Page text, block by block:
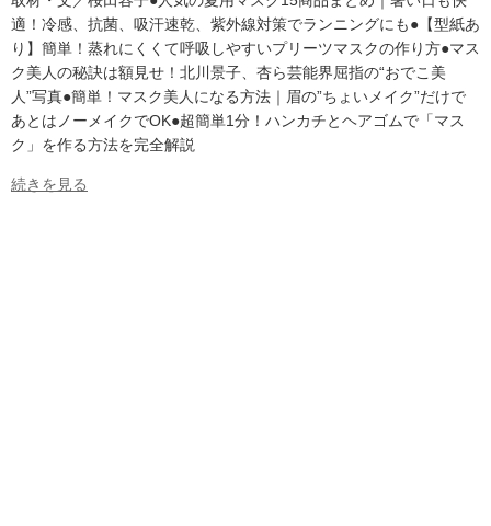
適！冷感、抗菌、吸汗速乾、紫外線対策でランニングにも●【型紙あ
り】簡単！蒸れにくくて呼吸しやすいプリーツマスクの作り方●マス
ク美人の秘訣は額見せ！北川景子、杏ら芸能界屈指の“おでこ美
人”写真●簡単！マスク美人になる方法｜眉の”ちょいメイク”だけで
あとはノーメイクでOK●超簡単1分！ハンカチとヘアゴムで「マス
ク」を作る方法を完全解説
続きを見る